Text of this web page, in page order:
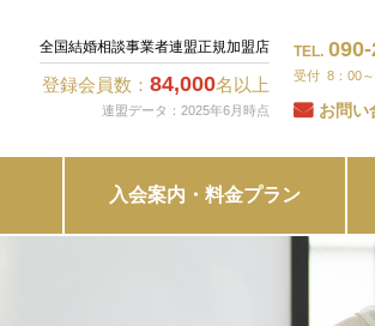
全国結婚相談事業者連盟正規加盟店
登録会員数： 84,000名以上
連盟データ：2025年6月時点
TEL.
8：00
お問い
入会案内・料金プラン